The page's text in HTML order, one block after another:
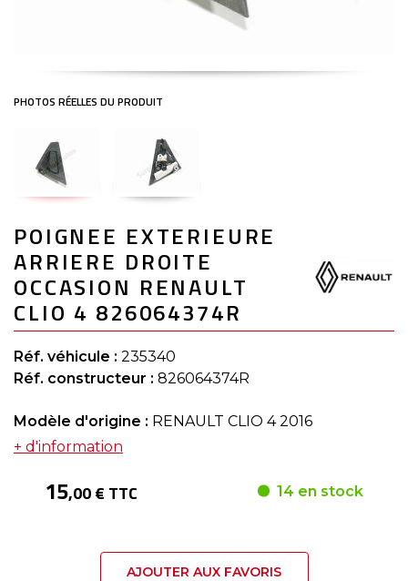
to
the
beginning
of
the
images
gallery
POIGNEE EXTERIEURE
ARRIERE DROITE
OCCASION RENAULT
CLIO 4 826064374R
Réf. véhicule : 235340
Réf. constructeur : 826064374R
Modèle d'origine : RENAULT CLIO 4 2016
+ d'information
15,00 € TTC 14 en stock
AJOUTER AUX FAVORIS